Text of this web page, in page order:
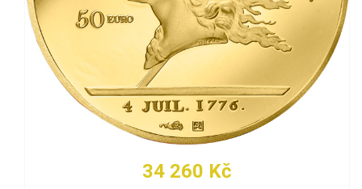
34 260 Kč